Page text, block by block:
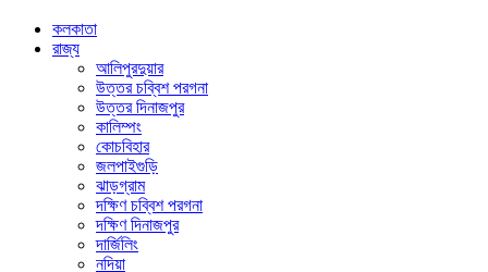
কলকাতা
রাজ্য
আলিপুরদুয়ার
উত্তর চব্বিশ পরগনা
উত্তর দিনাজপুর
কালিম্পং
কোচবিহার
জলপাইগুড়ি
ঝাড়গ্রাম
দক্ষিণ চব্বিশ পরগনা
দক্ষিণ দিনাজপুর
দার্জিলিং
নদিয়া